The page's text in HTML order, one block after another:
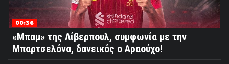
00:36
«Μπαμ» της Λίβερπουλ, συμφωνία με την
Μπαρτσελόνα, δανεικός ο Αραούχο!